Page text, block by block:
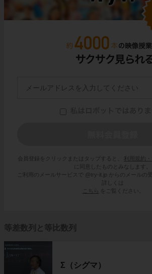
会員登録をクリックまたはタップすると、
利用規約
に同意したものとみなします。
ご利用のメールサービスで @try-it.jp からのメールの
詳しくは
こちら
をご覧ください。
等差数列と等比数列
Σ（シグマ）